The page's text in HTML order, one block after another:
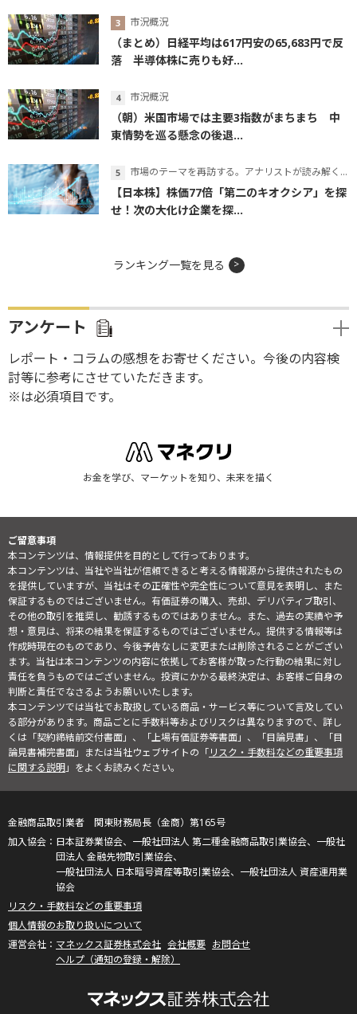
市況概況
（まとめ）日経平均は617円安の65,683円で反
落 半導体株に売りも好...
市況概況
（朝）米国市場では主要3指数がまちまち 中
東情勢を巡る懸念の後退...
市場のテーマを再訪する。アナリストが読み解くテーマの本質
【日本株】株価77倍「第二のキオクシア」を探
せ！次の大化け企業を探...
ランキング一覧を見る
アンケート
レポート・コラムの感想をお寄せください。今後の内容検
討等に参考にさせていただきます。
※は必須項目です。
お金を学び、マーケットを知り、未来を描く
ご留意事項
本コンテンツは、情報提供を目的として行っております。
本コンテンツは、当社や当社が信頼できると考える情報源から提供されたもの
を提供していますが、当社はその正確性や完全性について意見を表明し、また
保証するものではございません。有価証券の購入、売却、デリバティブ取引、
その他の取引を推奨し、勧誘するものではありません。また、過去の実績や予
想・意見は、将来の結果を保証するものではございません。提供する情報等は
作成時現在のものであり、今後予告なしに変更または削除されることがござい
ます。当社は本コンテンツの内容に依拠してお客様が取った行動の結果に対し
責任を負うものではございません。投資にかかる最終決定は、お客様ご自身の
判断と責任でなさるようお願いいたします。
本コンテンツでは当社でお取扱している商品・サービス等について言及してい
る部分があります。商品ごとに手数料等およびリスクは異なりますので、詳し
くは「契約締結前交付書面」、「上場有価証券等書面」、「目論見書」、「目
論見書補完書面」または当社ウェブサイトの「リスク・手数料などの重要事項
に関する説明」をよくお読みください。
金融商品取引業者 関東財務局長（金商）第165号
日本証券業協会、一般社団法人 第二種金融商品取引業協会、一般社
団法人 金融先物取引業協会、
一般社団法人 日本暗号資産等取引業協会、一般社団法人 資産運用業
協会
リスク・手数料などの重要事項
個人情報のお取り扱いについて
マネックス証券株式会社 会社概要 お問合せ
ヘルプ（通知の登録・解除）